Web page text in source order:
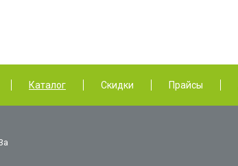
Каталог Скидки Прайсы